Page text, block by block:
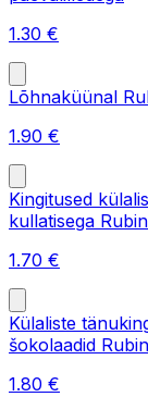
1.30 €
Lõhnaküünal
1.90 €
Kingitused
kullatisega
1.70 €
Külaliste
šokolaadid
1.80 €